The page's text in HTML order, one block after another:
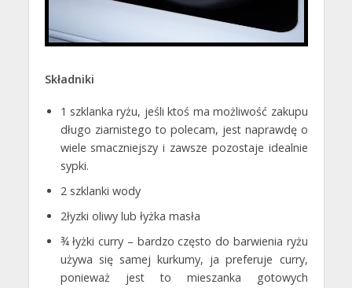
Składniki
1 szklanka ryżu, jeśli ktoś ma możliwość zakupu
długo ziarnistego to polecam, jest naprawdę o
wiele smaczniejszy i zawsze pozostaje idealnie
sypki.
2 szklanki wody
2łyzki oliwy lub łyżka masła
¾ łyżki curry – bardzo często do barwienia ryżu
używa się samej kurkumy, ja preferuje curry,
ponieważ jest to mieszanka gotowych